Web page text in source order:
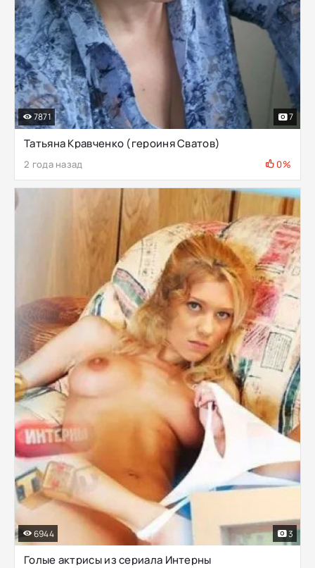
Татьяна Кравченко (героиня Сватов)
2 года назад 0%
7871 7
Голые актрисы из сериала Интерны
6944 3